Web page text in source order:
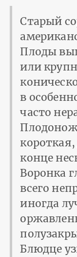
Старый
Плоды
или
в
часто
конце
Воронка
всего
иногда
Блюдце